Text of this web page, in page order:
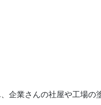
企業さんの社屋や工場の